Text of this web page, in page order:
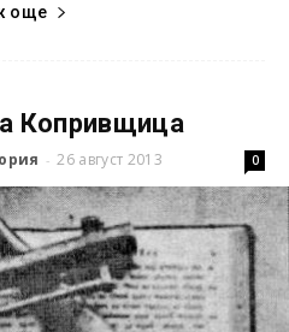
още
Копривщица
- 26 август 2013 0